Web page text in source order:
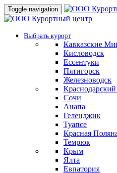
Toggle navigation
Выбрать курорт
Кавказские
Кисловодск
Ессентуки
Пятигорск
Железноводск
Сочи
Анапа
Геленджик
Туапсе
Красная
Темрюк
Крым
Ялта
Евпатория